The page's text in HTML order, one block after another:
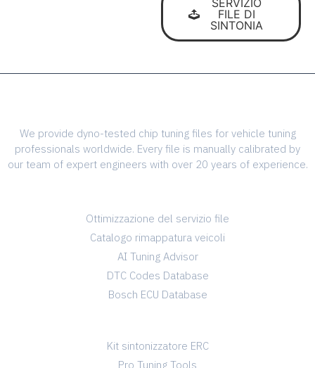
FILE DI
SINTONIA
We provide dyno-tested chip tuning files for vehicle tuning
professionals worldwide. Every file is manually calibrated by
our team of expert engineers with over 20 years of experience.
Ottimizzazione del servizio file
Catalogo rimappatura veicoli
AI Tuning Advisor
DTC Codes Database
Bosch ECU Database
Kit sintonizzatore ERC
Pro Tuning Tools